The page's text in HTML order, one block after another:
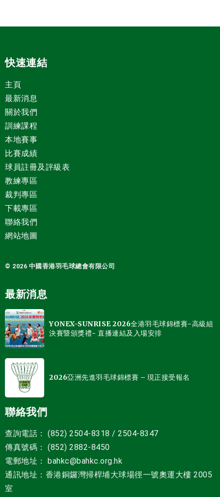
快速連結
主頁
最新消息
關於我們
訓練課程
本地賽事
比賽成績
球員註冊及評級表
教練專區
裁判專區
下載專區
聯絡我們
網站地圖
© 2026 中國 香港羽毛球總會有限公司
最新消息
YONEX-SUNRISE 2026全港羽毛球錦標賽-高級組
決賽暨頒獎禮- 直播連結及入場安排
2026亞洲先進羽毛球錦標賽 – 現正接受報名
聯絡我們
查詢電話： (852) 2504-8318 / 2504-8347
傳真號碼： (852) 2882-8450
電郵地址 ： bahkc@bahkc.org.hk
通訊地址：香港銅鑼灣掃桿埔大球場徑一號奧運大樓 2005
室